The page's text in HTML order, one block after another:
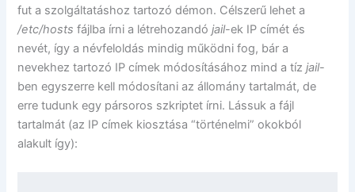
fut a szolgáltatáshoz tartozó démon. Célszerű lehet a
/etc/hosts fájlba írni a létrehozandójail-ek IP címét és
nevét, így a névfeloldás mindig működni fog, bár a
nevekhez tartozó IP címek módosításához mind a tízjail-
ben egyszerre kell módosítani az állomány tartalmát, de
erre tudunk egy pársoros szkriptet írni. Lássuk a fájl
tartalmát (az IP címek kiosztása “történelmi” okokból
alakult így):